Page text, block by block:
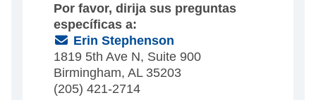
Por favor, dirija sus preguntas
específicas a:
(Email)
Erin Stephenson
1819 5th Ave N, Suite 900
Birmingham, AL 35203
(205) 421-2714